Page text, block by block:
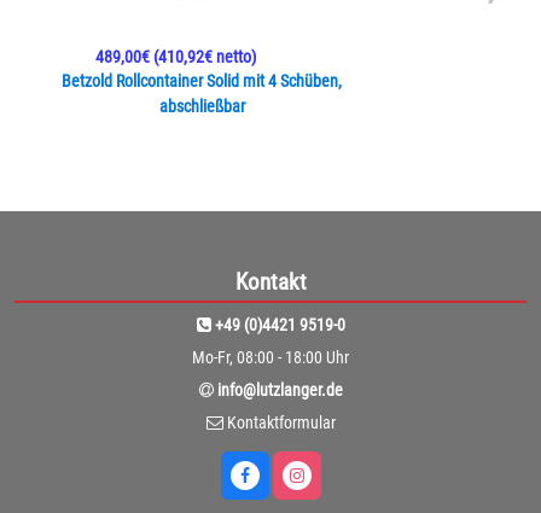
Betzold Rollcontainer Solid mit 4 Schüben,
abschließbar
489,00€(410,92€ netto)
Kontakt
+49 (0)4421 9519-0
Mo-Fr, 08:00 - 18:00 Uhr
info@lutzlanger.de
Kontaktformular